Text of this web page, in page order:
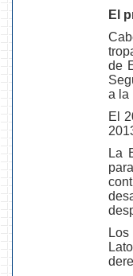
El
de
a la
El
La